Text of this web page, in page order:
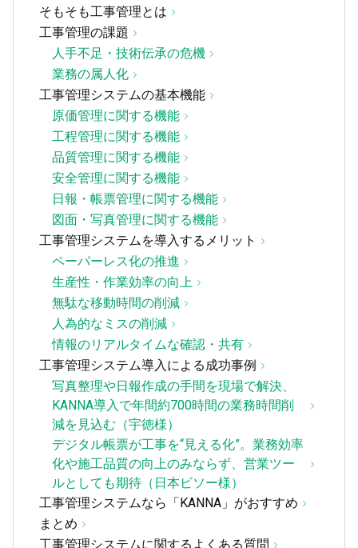
そもそも工事管理とは
工事管理の課題
人手不足・技術伝承の危機
業務の属人化
工事管理システムの基本機能
原価管理に関する機能
工程管理に関する機能
品質管理に関する機能
安全管理に関する機能
日報・帳票管理に関する機能
図面・写真管理に関する機能
工事管理システムを導入するメリット
ペーパーレス化の推進
生産性・作業効率の向上
無駄な移動時間の削減
人為的なミスの削減
情報のリアルタイムな確認・共有
工事管理システム導入による成功事例
写真整理や日報作成の手間を現場で解決、
KANNA導入で年間約700時間の業務時間削
減を見込む（宇徳様）
デジタル帳票が工事を“見える化”。業務効率
化や施工品質の向上のみならず、営業ツー
ルとしても期待（日本ビソー様）
工事管理システムなら「KANNA」がおすすめ
まとめ
工事管理システムに関するよくある質問